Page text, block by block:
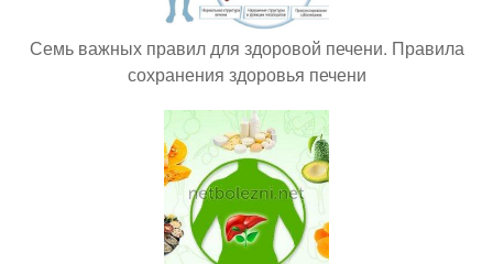
Семь важных правил для здоровой печени. Правила
сохранения здоровья печени